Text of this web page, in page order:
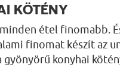
KÖTÉNY
étel finomabb.
finomat készít az
gyönyörű konyhai